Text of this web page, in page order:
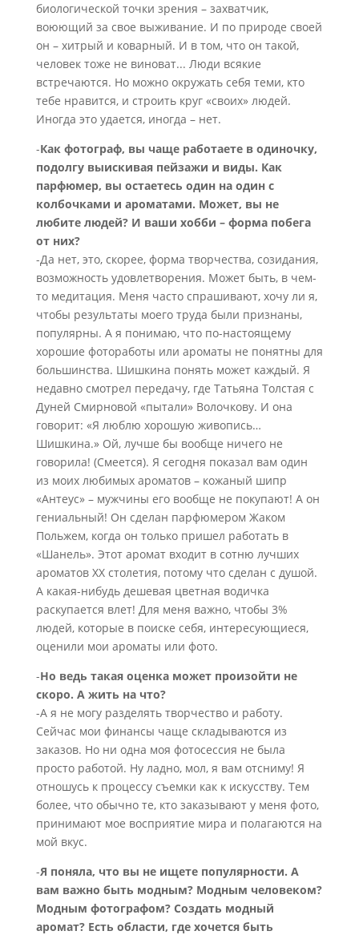
биологической точки зрения – захватчик,
воюющий за свое выживание. И по природе своей
он – хитрый и коварный. И в том, что он такой,
человек тоже не виноват... Люди всякие
встречаются. Но можно окружать себя теми, кто
тебе нравится, и строить круг «своих» людей.
Иногда это удается, иногда – нет.
-Как фотограф, вы чаще работаете в одиночку,
подолгу выискивая пейзажи и виды. Как
парфюмер, вы остаетесь один на один с
колбочками и ароматами. Может, вы не
любите людей? И ваши хобби – форма побега
от них?
-Да нет, это, скорее, форма творчества, созидания,
возможность удовлетворения. Может быть, в чем-
то медитация. Меня часто спрашивают, хочу ли я,
чтобы результаты моего труда были признаны,
популярны. А я понимаю, что по-настоящему
хорошие фотоработы или ароматы не понятны для
большинства. Шишкина понять может каждый. Я
недавно смотрел передачу, где Татьяна Толстая с
Дуней Смирновой «пытали» Волочкову. И она
говорит: «Я люблю хорошую живопись…
Шишкина.» Ой, лучше бы вообще ничего не
говорила! (Смеется). Я сегодня показал вам один
из моих любимых ароматов – кожаный шипр
«Антеус» – мужчины его вообще не покупают! А он
гениальный! Он сделан парфюмером Жаком
Польжем, когда он только пришел работать в
«Шанель». Этот аромат входит в сотню лучших
ароматов XX столетия, потому что сделан с душой.
А какая-нибудь дешевая цветная водичка
раскупается влет! Для меня важно, чтобы 3%
людей, которые в поиске себя, интересующиеся,
оценили мои ароматы или фото.
-Но ведь такая оценка может произойти не
скоро. А жить на что?
-А я не могу разделять творчество и работу.
Сейчас мои финансы чаще складываются из
заказов. Но ни одна моя фотосессия не была
просто работой. Ну ладно, мол, я вам отсниму! Я
отношусь к процессу съемки как к искусству. Тем
более, что обычно те, кто заказывают у меня фото,
принимают мое восприятие мира и полагаются на
мой вкус.
-Я поняла, что вы не ищете популярности. А
вам важно быть модным? Модным человеком?
Модным фотографом? Создать модный
аромат? Есть области, где хочется быть